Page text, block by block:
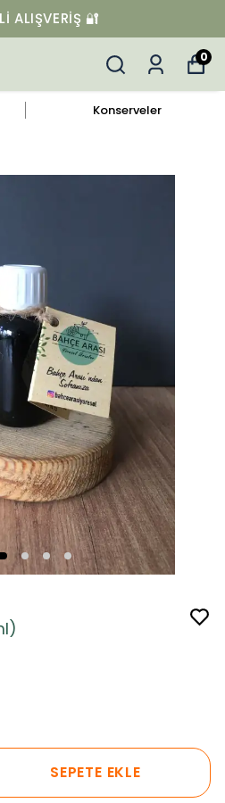
ALIŞVERIŞ 🔐
0
Konserveler
SEPETE EKLE